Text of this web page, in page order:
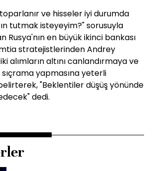
ve hisseler iyi durumda
tutmak isteyeyim?" sorusuyla
Rusya'nın en büyük ikinci bankası
stratejistlerinden Andrey
alımların altını canlandırmaya ve
yapmasına yeterli
"Beklentiler düşüş yönünde
dedi.